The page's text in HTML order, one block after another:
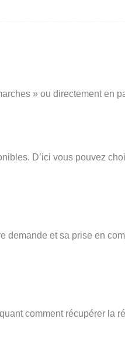
» ou directement en
D’ici vous pouvez
demande et sa prise en
comment récupérer la